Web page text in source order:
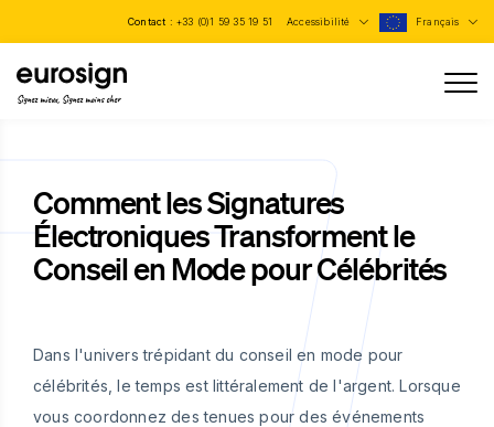
Contact : +33 (0)1 59 35 19 51 Accessibilité Français
Signez mieux, Signez moins cher
Comment les Signatures
Électroniques Transforment le
Conseil en Mode pour Célébrités
Dans l'univers trépidant du conseil en mode pour
célébrités, le temps est littéralement de l'argent. Lorsque
vous coordonnez des tenues pour des événements